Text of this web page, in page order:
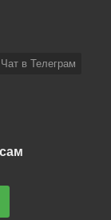
Чат в Телеграм